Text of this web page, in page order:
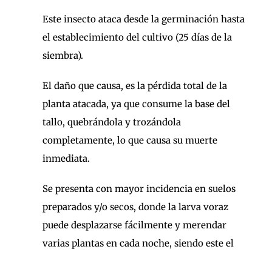
Este insecto ataca desde la germinación hasta
el establecimiento del cultivo (25 días de la
siembra).
El daño que causa, es la pérdida total de la
planta atacada, ya que consume la base del
tallo, quebrándola y trozándola
completamente, lo que causa su muerte
inmediata.
Se presenta con mayor incidencia en suelos
preparados y/o secos, donde la larva voraz
puede desplazarse fácilmente y merendar
varias plantas en cada noche, siendo este el